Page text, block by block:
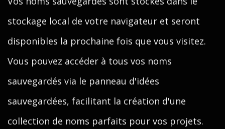
stockage local de votre navigateur et seront
disponibles la prochaine fois que vous visitez.
Vous pouvez accéder à tous vos noms
sauvegardés via le panneau d'idées
sauvegardées, facilitant la création d'une
collection de noms parfaits pour vos projets.